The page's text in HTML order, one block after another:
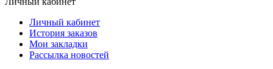
Личный кабинет
История заказов
Мои закладки
Рассылка новостей